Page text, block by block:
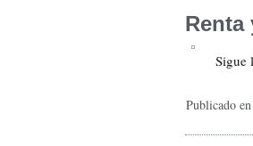
Renta
Sigue
Publicado en